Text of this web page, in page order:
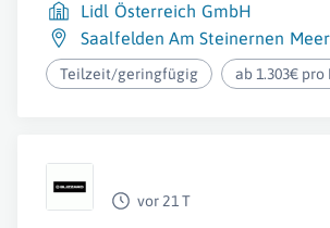
Lidl Österreich GmbH
Saalfelden Am Steinernen Meer
Teilzeit/geringfügig ab 1.303€ pro
vor 21 T